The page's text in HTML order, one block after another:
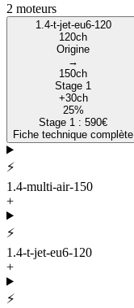
2 moteurs
1.4-t-jet-eu6-120
120ch
Origine
→
150ch
Stage 1
+30ch
25%
Stage 1 : 590€
Fiche technique complète
⚡
1.4-multi-air-150
+
⚡
1.4-t-jet-eu6-120
+
⚡